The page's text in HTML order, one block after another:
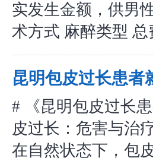
实发生金额，供男
术方式 麻醉类型
昆明包皮过长患者
# 《昆明包皮过长
皮过长：危害与治
在自然状态下，包